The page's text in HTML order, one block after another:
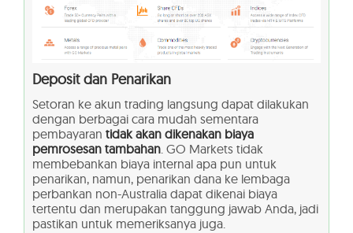
Deposit dan Penarikan
Setoran ke akun trading langsung dapat dilakukan
dengan berbagai cara mudah sementara
pembayaran tidak akan dikenakan biaya
pemrosesan tambahan. GO Markets tidak
membebankan biaya internal apa pun untuk
penarikan, namun, penarikan dana ke lembaga
perbankan non-Australia dapat dikenai biaya
tertentu dan merupakan tanggung jawab Anda, jadi
pastikan untuk memeriksanya juga.